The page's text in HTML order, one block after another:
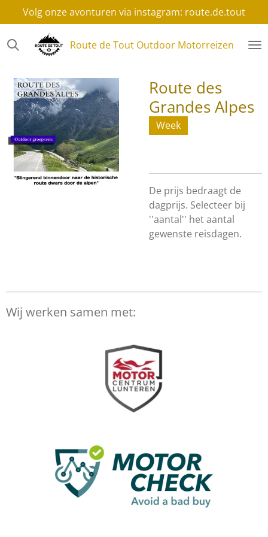
direct
naar
Routede Tout Outdoor Motorreizen
Volg onze avonturen via instagram: route.de.tout
Route des
Grandes Alpes
Week
De prijs bedraagt de
dagprijs. Selecteer bij
''aantal'' het aantal
gewenste reisdagen.
Wij werken samen met: